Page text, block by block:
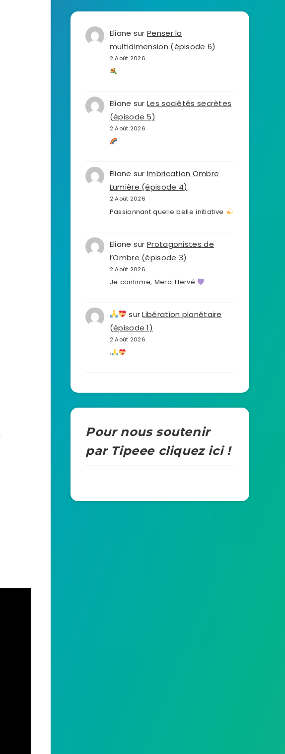
Eliane surPenser la
multidimension (épisode 6)
2 Août 2026
Eliane surLes sociétés secrètes
(épisode 5)
2 Août 2026
Eliane surImbrication Ombre
Lumière (épisode 4)
2 Août 2026
Passionnant quelle belle initiative
Eliane surProtagonistes de
l’Ombre (épisode 3)
2 Août 2026
Je confirme, Merci Hervé
surLibération planétaire
(épisode 1)
2 Août 2026
,
Pour nous soutenir
par Tipeee cliquez ici !